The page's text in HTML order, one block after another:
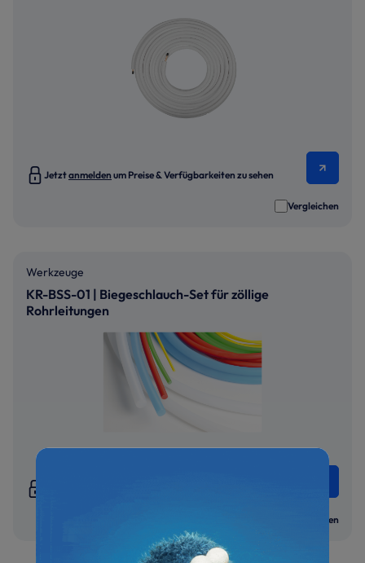
Jetztanmelden um Preise & Verfügbarkeiten zu sehen
Vergleichen
Werkzeuge
KR-BSS-01 | Biegeschlauch-Set für zöllige
Rohrleitungen
Vergleichen